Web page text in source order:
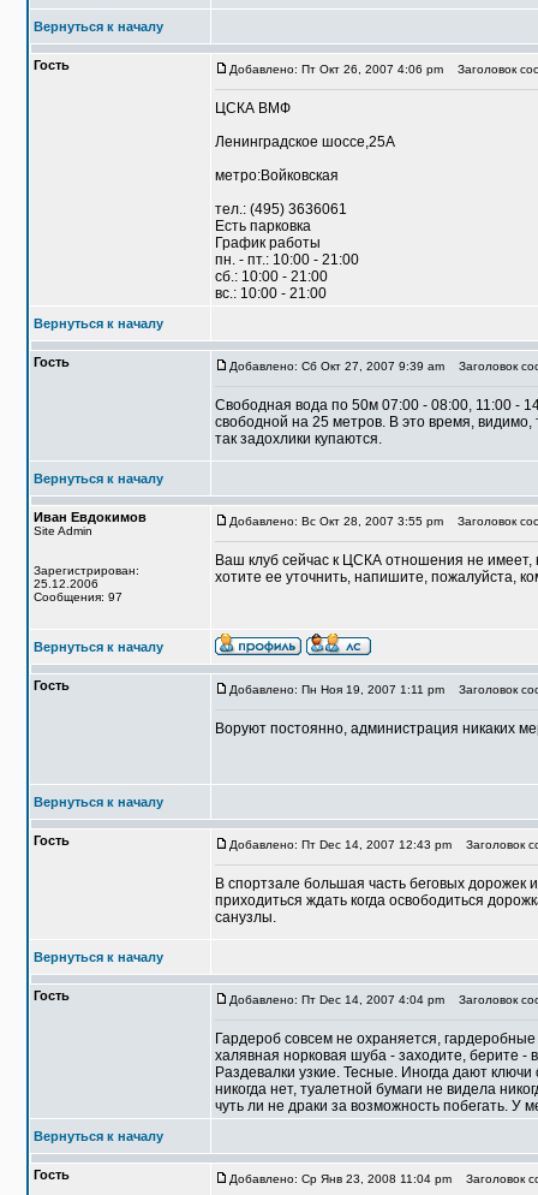
Вернуться к началу
Гость Добавлено: Пт Окт 26, 2007 4:06 pm Заголовок
ЦСКА ВМФ
Ленинградское шоссе,25А
метро:Войковская
тел.: (495) 3636061
Есть парковка
График работы
пн. - пт.: 10:00 - 21:00
сб.: 10:00 - 21:00
вс.: 10:00 - 21:00
Вернуться к началу
Гость Добавлено: Сб Окт 27, 2007 9:39 am Заголовок
Свободная вода по 50м 07:00 - 08:00, 11:00 -
свободной на 25 метров. В это время,
так задохлики купаются.
Вернуться к началу
Иван Евдокимов
Site Admin
Зарегистрирован:
25.12.2006
Сообщения: 97
Добавлено: Вс Окт 28, 2007 3:55 pm Заголовок
Ваш клуб сейчас к ЦСКА отношения не
хотите ее уточнить, напишите, пожалуйста,
Вернуться к началу
Гость Добавлено: Пн Ноя 19, 2007 1:11 pm Заголовок
Воруют постоянно, администрация никаких
Вернуться к началу
Гость Добавлено: Пт Dec 14, 2007 12:43 pm Заголовок
В спортзале большая часть беговых
приходиться ждать когда освободиться
санузлы.
Вернуться к началу
Гость Добавлено: Пт Dec 14, 2007 4:04 pm Заголовок
Гардероб совсем не охраняется,
халявная норковая шуба - заходите, берите -
Раздевалки узкие. Тесные. Иногда дают
никогда нет, туалетной бумаги не видела
чуть ли не драки за возможность побегать. У
Вернуться к началу
Гость Добавлено: Ср Янв 23, 2008 11:04 pm Заголовок